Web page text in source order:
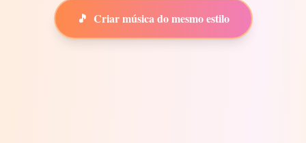
🎵 Criar música do mesmo estilo